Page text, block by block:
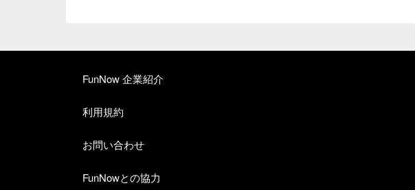
FunNow 企業紹介
利用規約
お問い合わせ
FunNowとの協力